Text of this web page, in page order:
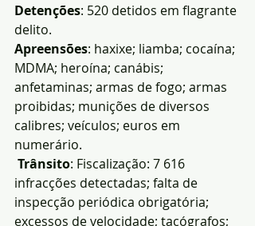
Detenções: 520 detidos em flagrante
delito.
Apreensões: haxixe; liamba; cocaína;
MDMA; heroína; canábis;
anfetaminas; armas de fogo; armas
proibidas; munições de diversos
calibres; veículos; euros em
numerário.
Trânsito: Fiscalização: 7 616
infracções detectadas; falta de
inspecção periódica obrigatória;
excessos de velocidade; tacógrafos;